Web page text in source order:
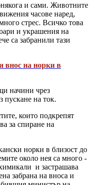
и сами. Животните
часове наред,
стрес. Всичко това
и украшения на
са забранили тази
внос на норки в
начини чрез
пускане на ток.
които подкрепят
за спиране на
норки в близост до
около нея са много -
и застрашава
забрана на вноса и